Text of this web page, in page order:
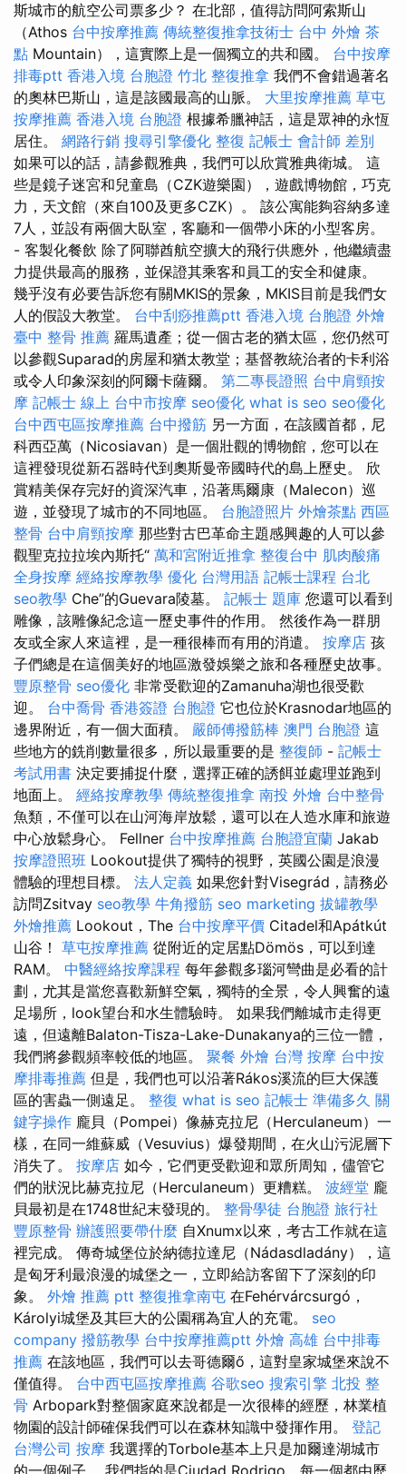
斯城市的航空公司票多少？ 在北部，值得訪問阿索斯山
（Athos 台中按摩推薦 傳統整復推拿技術士 台中 外燴 茶
點 Mountain），這實際上是一個獨立的共和國。 台中按摩
排毒ptt 香港入境 台胞證 竹北 整復推拿 我們不會錯過著名
的奧林巴斯山，這是該國最高的山脈。 大里按摩推薦 草屯
按摩推薦 香港入境 台胞證 根據希臘神話，這是眾神的永恆
居住。 網路行銷 搜尋引擎優化 整復 記帳士 會計師 差別
如果可以的話，請參觀雅典，我們可以欣賞雅典衛城。 這
些是鏡子迷宮和兒童島（CZK遊樂園），遊戲博物館，巧克
力，天文館（來自100及更多CZK）。 該公寓能夠容納多達
7人，並設有兩個大臥室，客廳和一個帶小床的小型客房。
- 客製化餐飲 除了阿聯酋航空擴大的飛行供應外，他繼續盡
力提供最高的服務，並保證其乘客和員工的安全和健康。
幾乎沒有必要告訴您有關MKIS的景象，MKIS目前是我們女
人的假設大教堂。 台中刮痧推薦ptt 香港入境 台胞證 外燴
臺中 整骨 推薦 羅馬遺產；從一個古老的猶太區，您仍然可
以參觀Suparad的房屋和猶太教堂；基督教統治者的卡利浴
或令人印象深刻的阿爾卡薩爾。 第二專長證照 台中肩頸按
摩 記帳士 線上 台中市按摩 seo優化 what is seo seo優化
台中西屯區按摩推薦 台中撥筋 另一方面，在該國首都，尼
科西亞萬（Nicosiavan）是一個壯觀的博物館，您可以在
這裡發現從新石器時代到奧斯曼帝國時代的島上歷史。 欣
賞精美保存完好的資深汽車，沿著馬爾康（Malecon）巡
遊，並發現了城市的不同地區。 台胞證照片 外燴茶點 西區
整骨 台中肩頸按摩 那些對古巴革命主題感興趣的人可以參
觀聖克拉拉埃內斯托“ 萬和宮附近推拿 整復台中 肌肉酸痛
全身按摩 經絡按摩教學 優化 台灣用語 記帳士課程 台北
seo教學 Che”的Guevara陵墓。 記帳士 題庫 您還可以看到
雕像，該雕像紀念這一歷史事件的作用。 然後作為一群朋
友或全家人來這裡，是一種很棒而有用的消遣。 按摩店 孩
子們總是在這個美好的地區激發娛樂之旅和各種歷史故事。
豐原整骨 seo優化 非常受歡迎的Zamanuha湖也很受歡
迎。 台中喬骨 香港簽證 台胞證 它也位於Krasnodar地區的
邊界附近，有一個大面積。 嚴師傅撥筋棒 澳門 台胞證 這
些地方的銑削數量很多，所以最重要的是 整復師 - 記帳士
考試用書 決定要捕捉什麼，選擇正確的誘餌並處理並跑到
地面上。 經絡按摩教學 傳統整復推拿 南投 外燴 台中整骨
魚類，不僅可以在山河海岸放鬆，還可以在人造水庫和旅遊
中心放鬆身心。 Fellner 台中按摩推薦 台胞證宜蘭 Jakab
按摩證照班 Lookout提供了獨特的視野，英國公園是浪漫
體驗的理想目標。 法人定義 如果您針對Visegrád，請務必
訪問Zsitvay seo教學 牛角撥筋 seo marketing 拔罐教學
外燴推薦 Lookout，The 台中按摩平價 Citadel和Apátkút
山谷！ 草屯按摩推薦 從附近的定居點Dömös，可以到達
RAM。 中醫經絡按摩課程 每年參觀多瑙河彎曲是必看的計
劃，尤其是當您喜歡新鮮空氣，獨特的全景，令人興奮的遠
足場所，look望台和水生體驗時。 如果我們離城市走得更
遠，但遠離Balaton-Tisza-Lake-Dunakanya的三位一體，
我們將參觀頻率較低的地區。 聚餐 外燴 台灣 按摩 台中按
摩排毒推薦 但是，我們也可以沿著Rákos溪流的巨大保護
區的害蟲一側遠足。 整復 what is seo 記帳士 準備多久 關
鍵字操作 龐貝（Pompei）像赫克拉尼（Herculaneum）一
樣，在同一維蘇威（Vesuvius）爆發期間，在火山污泥層下
消失了。 按摩店 如今，它們更受歡迎和眾所周知，儘管它
們的狀況比赫克拉尼（Herculaneum）更糟糕。 波經堂 龐
貝最初是在1748世紀末發現的。 整骨學徒 台胞證 旅行社
豐原整骨 辦護照要帶什麼 自Xnumx以來，考古工作就在這
裡完成。 傳奇城堡位於納德拉達尼（Nádasdladány），這
是匈牙利最浪漫的城堡之一，立即給訪客留下了深刻的印
象。 外燴 推薦 ptt 整復推拿南屯 在Fehérvárcsurgó，
Károlyi城堡及其巨大的公園稱為宜人的充電。 seo
company 撥筋教學 台中按摩推薦ptt 外燴 高雄 台中排毒
推薦 在該地區，我們可以去哥德爾ő，這對皇家城堡來說不
僅值得。 台中西屯區按摩推薦 谷歌seo 搜索引擎 北投 整
骨 Arbopark對整個家庭來說都是一次很棒的經歷，林業植
物園的設計師確保我們可以在森林知識中發揮作用。 登記
台灣公司 按摩 我選擇的Torbole基本上只是加爾達湖城市
的一個例子。 我們指的是Ciudad Rodrigo，每一個都由歷